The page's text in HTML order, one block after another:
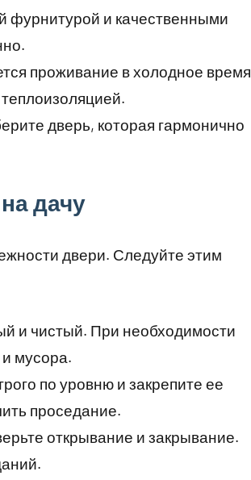
фурнитурой и качественными
проживание в холодное время
дверь, которая гармонично
дачу
двери. Следуйте этим
и чистый. При необходимости
мусора.
по уровню и закрепите ее
проседание.
открывание и закрывание.